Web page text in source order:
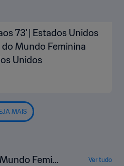
73' | Estados Unidos
Mundo Feminina
Unidos
MAIS
Femini
Ver tudo